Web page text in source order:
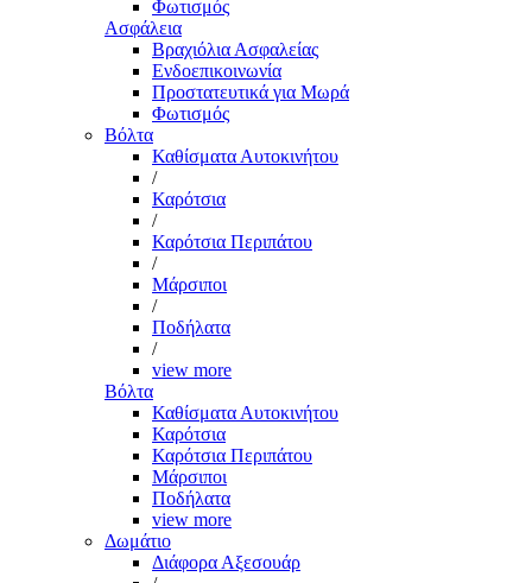
Φωτισμός
Ασφάλεια
Βραχιόλια Ασφαλείας
Ενδοεπικοινωνία
Προστατευτικά για Μωρά
Φωτισμός
Βόλτα
Καθίσματα Αυτοκινήτου
/
Καρότσια
/
Καρότσια Περιπάτου
/
Μάρσιποι
/
Ποδήλατα
/
view more
Βόλτα
Καθίσματα Αυτοκινήτου
Καρότσια
Καρότσια Περιπάτου
Μάρσιποι
Ποδήλατα
view more
Δωμάτιο
Διάφορα Αξεσουάρ